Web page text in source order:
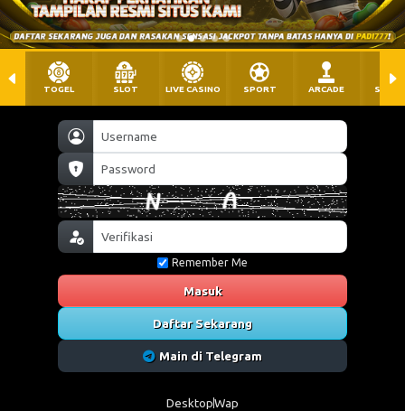
Remember Me
Masuk
Daftar Sekarang
Main di Telegram
TOGEL SLOT LIVE CASINO SPORT ARCADE
DesktopWap